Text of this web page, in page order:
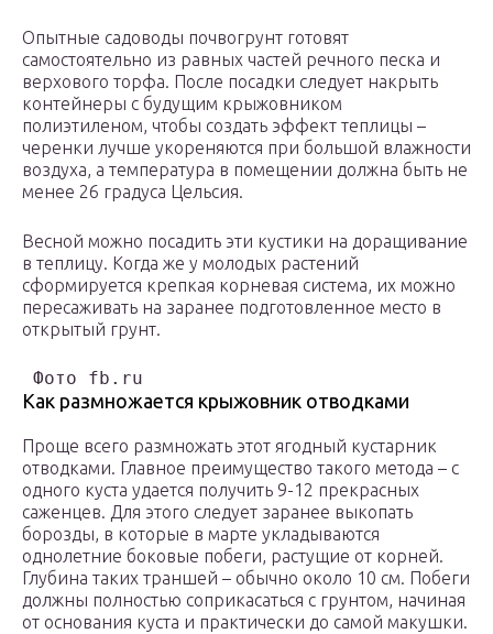
Опытные садоводы почвогрунт готовят
самостоятельно из равных частей речного песка и
верхового торфа. После посадки следует накрыть
контейнеры с будущим крыжовником
полиэтиленом, чтобы создать эффект теплицы –
черенки лучше укореняются при большой влажности
воздуха, а температура в помещении должна быть не
менее 26 градуса Цельсия.
Весной можно посадить эти кустики на доращивание
в теплицу. Когда же у молодых растений
сформируется крепкая корневая система, их можно
пересаживать на заранее подготовленное место в
открытый грунт.
Фото fb.ru
Как размножается крыжовник отводками
Проще всего размножать этот ягодный кустарник
отводками. Главное преимущество такого метода – с
одного куста удается получить 9-12 прекрасных
саженцев. Для этого следует заранее выкопать
борозды, в которые в марте укладываются
однолетние боковые побеги, растущие от корней.
Глубина таких траншей – обычно около 10 см. Побеги
должны полностью соприкасаться с грунтом, начиная
от основания куста и практически до самой макушки.